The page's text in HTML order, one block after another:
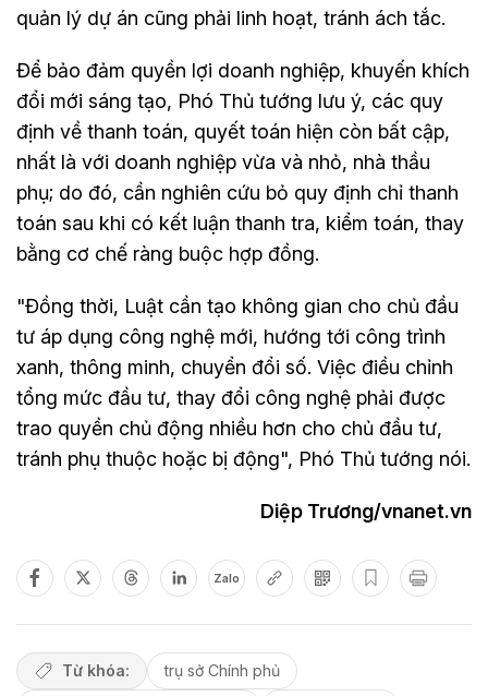
quản lý dự án cũng phải linh hoạt, tránh ách tắc.
Để bảo đảm quyền lợi doanh nghiệp, khuyến khích
đổi mới sáng tạo, Phó Thủ tướng lưu ý, các quy
định về thanh toán, quyết toán hiện còn bất cập,
nhất là với doanh nghiệp vừa và nhỏ, nhà thầu
phụ; do đó, cần nghiên cứu bỏ quy định chỉ thanh
toán sau khi có kết luận thanh tra, kiểm toán, thay
bằng cơ chế ràng buộc hợp đồng.
"Đồng thời, Luật cần tạo không gian cho chủ đầu
tư áp dụng công nghệ mới, hướng tới công trình
xanh, thông minh, chuyển đổi số. Việc điều chỉnh
tổng mức đầu tư, thay đổi công nghệ phải được
trao quyền chủ động nhiều hơn cho chủ đầu tư,
tránh phụ thuộc hoặc bị động", Phó Thủ tướng nói.
Diệp Trương/vnanet.vn
Zalo
Từ khóa:
trụ sở Chính phủ